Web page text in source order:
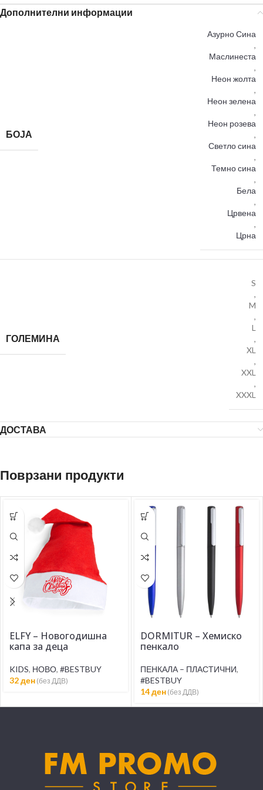
Дополнителни информации
БОЈА
Азурно Сина
,
Маслинеста
,
Неон жолта
,
Неон зелена
,
Неон розева
,
Светло сина
,
Темно сина
,
Бела
,
Црвена
,
Црна
ГОЛЕМИНА
S
,
M
,
L
,
XL
,
XXL
,
XXXL
ДОСТАВА
Поврзани продукти
ELFY – Новогодишна
капа за деца
KIDS, НОВО, #BESTBUY
32ден (без ДДВ)
DORMITUR – Хемиско
пенкало
ПЕНКАЛА – ПЛАСТИЧНИ,
#BESTBUY
14ден (без ДДВ)